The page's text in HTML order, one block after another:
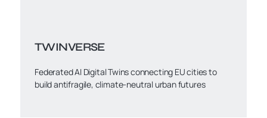
TWINVERSE
Federated AI Digital Twins connecting EU cities to
build antifragile, climate-neutral urban futures